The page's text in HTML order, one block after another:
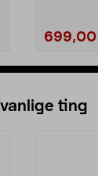
699,00
ting